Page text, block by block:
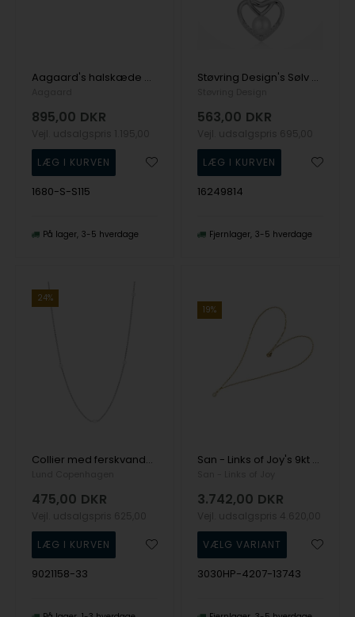
Aagaard's halskæde med kugler og perler, 42 cm
895,00 DKR
1680-S-S115
På lager 3-5 hverdage
Støvring Design's Sølv halskæde
563,00 DKR
16249814
Fjernlager 3-5 hverdage
24%
Collier med ferskvandsperle 5 stk 4-4,5mm 45-48 cm 8 karat
475,00 DKR
9021158-33
19%
San - Links of Joy's 9kt halskæde med Ferskvandsperler 40-50 cm
3.742,00 DKR
3030HP-4207-13743